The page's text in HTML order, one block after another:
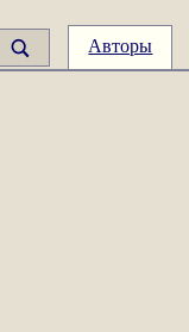
Авторы